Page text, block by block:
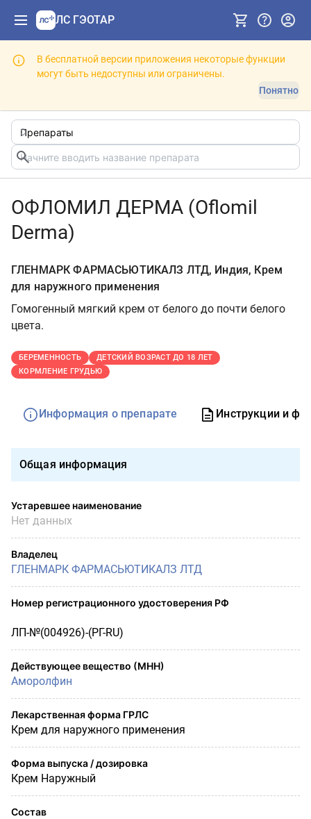
ЛС ГЭОТАР
В бесплатной версии приложения некоторые функции
могут быть недоступны или ограничены.
Понятно
ОФЛОМИЛ ДЕРМА (Oflomil
Derma)
ГЛЕНМАРК ФАРМАСЬЮТИКАЛЗ ЛТД, Индия, Крем
для наружного применения
Гомогенный мягкий крем от белого до почти белого
цвета.
БЕРЕМЕННОСТЬ
ДЕТСКИЙ ВОЗРАСТ ДО 18 ЛЕТ
КОРМЛЕНИЕ ГРУДЬЮ
Информация о препарате Инструкции и
Общая информация
Устаревшее наименование
Нет данных
Владелец
ГЛЕНМАРК ФАРМАСЬЮТИКАЛЗ ЛТД
Номер регистрационного удостоверения РФ
ЛП-№(004926)-(РГ-RU)
Действующее вещество (МНН)
Аморолфин
Лекарственная форма ГРЛС
Крем для наружного применения
Форма выпуска / дозировка
Крем Наружный
Состав